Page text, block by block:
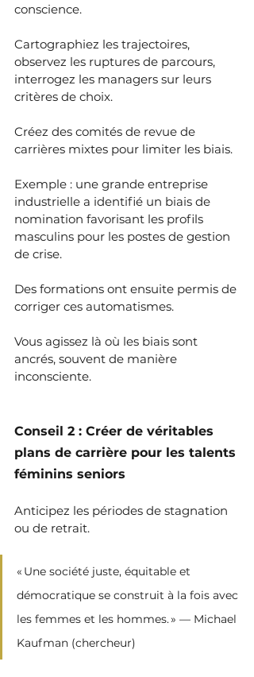
conscience.
Cartographiez les trajectoires,
observez les ruptures de parcours,
interrogez les managers sur leurs
critères de choix.
Créez des comités de revue de
carrières mixtes pour limiter les biais.
Exemple : une grande entreprise
industrielle a identifié un biais de
nomination favorisant les profils
masculins pour les postes de gestion
de crise.
Des formations ont ensuite permis de
corriger ces automatismes.
Vous agissez là où les biais sont
ancrés, souvent de manière
inconsciente.
Conseil 2 : Créer de véritables
plans de carrière pour les talents
féminins seniors
Anticipez les périodes de stagnation
ou de retrait.
« Une société juste, équitable et
démocratique se construit à la fois avec
les femmes et les hommes. » — Michael
Kaufman (chercheur)